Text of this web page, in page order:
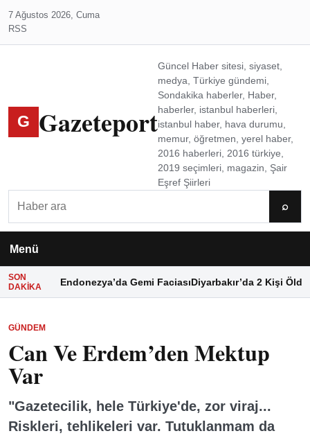
7 Ağustos 2026, Cuma
RSS
G Gazeteport
Güncel Haber sitesi, siyaset,
medya, Türkiye gündemi,
Sondakika haberler, Haber,
haberler, istanbul haberleri,
istanbul haber, hava durumu,
memur, öğretmen, yerel haber,
2016 haberleri, 2016 türkiye,
2019 seçimleri, magazin, Şair
Eşref Şiirleri
⌕
Menü
SON
DAKIKA
Endonezya’da Gemi FaciasıDiyarbakır’da 2 Kişi Öldü
GÜNDEM
Can Ve Erdem’den Mektup
Var
"Gazetecilik, hele Türkiye'de, zor viraj...
Riskleri, tehlikeleri var. Tutuklanmam da